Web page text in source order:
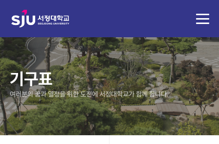
기구표
여러분의 꿈과 열정을 위한 도전에 서정대학교가 함께 합니다.